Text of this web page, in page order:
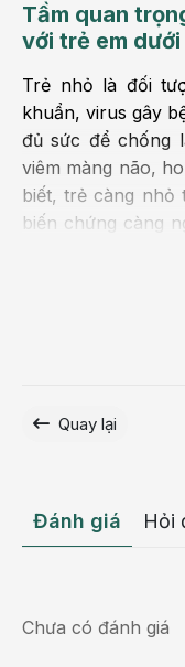
Tầm quan
với trẻ em dưới
Trẻ nhỏ là đối
khuẩn, virus gây
đủ sức để chống
viêm màng não,
biết, trẻ càng nhỏ
biến chứng càng
Ở các giai đoạn
tuổi, 8 - 10
bệnh phổ biến do
ốm vặt hoặc dễ
sinh và trẻ nhỏ
nhằm giảm nguy
cơ lây lan bệnh
Quay lại
Đánh giá Hỏi
Chưa có đánh giá